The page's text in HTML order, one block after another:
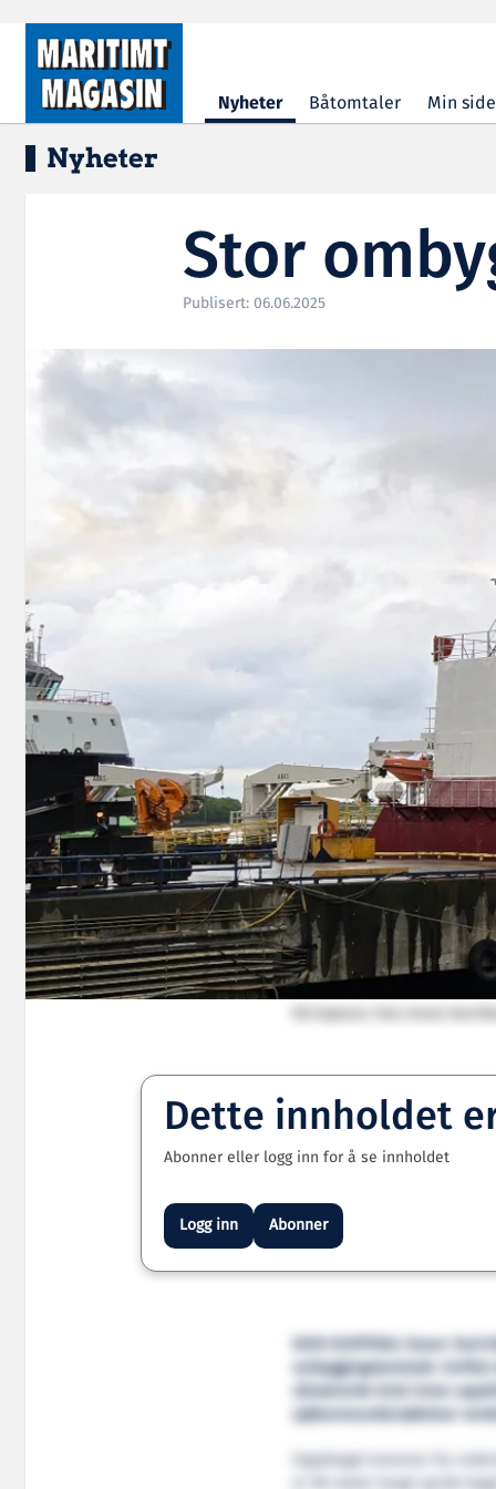
Hopp til hovedinnhold
Nyheter Båtomtaler Min side
Nyheter
Stor
Publisert: 06.06.2025
Dette innholdet
Abonner eller logg inn for å se innholdet
Logg inn Abonner
NOR-SHIPPING: Green
ombyggingskontrakt.
nåværende bruk innen
sjøbunnsundersøkelser
Oppdraget kommer fra
er 58 meter langt og ble